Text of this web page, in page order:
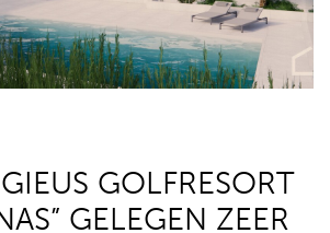
13 foto's
GOLFRESORT
GELEGEN ZEER